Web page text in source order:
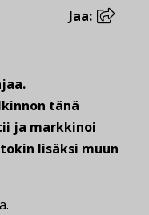
Jaa:
tänä
ja markkinoi
lisäksi muun